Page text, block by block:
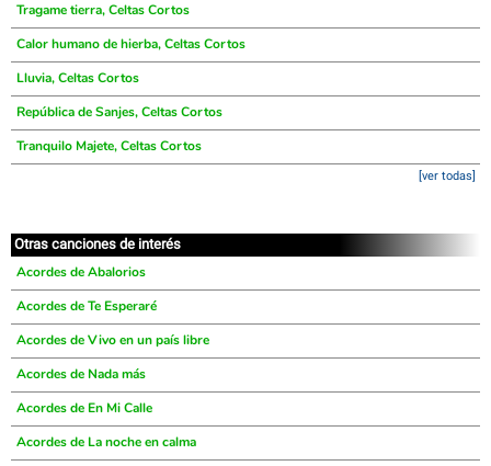
Tragame tierra, Celtas Cortos
Calor humano de hierba, Celtas Cortos
Lluvia, Celtas Cortos
República de Sanjes, Celtas Cortos
Tranquilo Majete, Celtas Cortos
[ver todas]
Otras canciones de interés
Acordes de Abalorios
Acordes de Te Esperaré
Acordes de Vivo en un país libre
Acordes de Nada más
Acordes de En Mi Calle
Acordes de La noche en calma